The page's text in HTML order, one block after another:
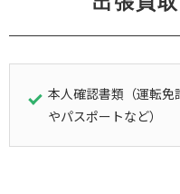
本人確認書類（運転免
やパスポートなど）